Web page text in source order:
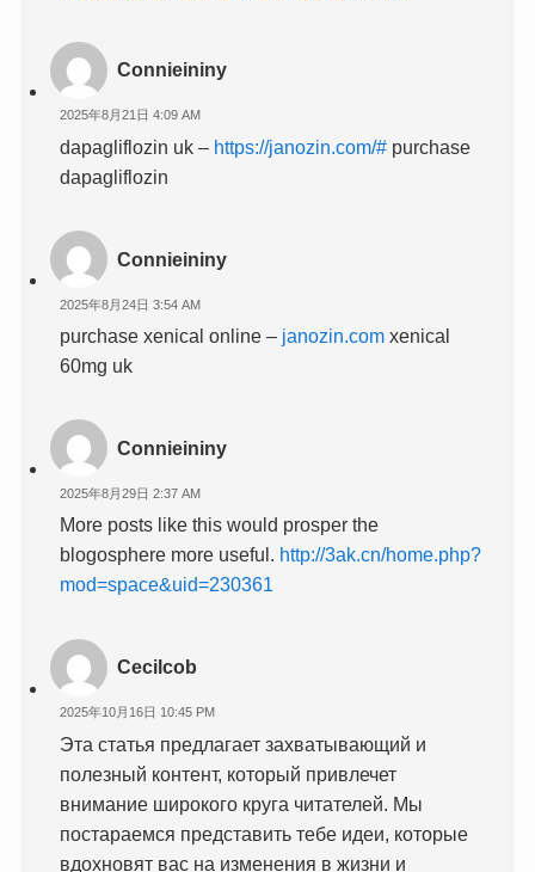
Connieininy
2025年8月21日 4:09 AM
dapagliflozin uk – https://janozin.com/# purchase
dapagliflozin
Connieininy
2025年8月24日 3:54 AM
purchase xenical online – janozin.com xenical
60mg uk
Connieininy
2025年8月29日 2:37 AM
More posts like this would prosper the
blogosphere more useful. http://3ak.cn/home.php?
mod=space&uid=230361
Cecilcob
2025年10月16日 10:45 PM
Эта статья предлагает захватывающий и
полезный контент, который привлечет
внимание широкого круга читателей. Мы
постараемся представить тебе идеи, которые
вдохновят вас на изменения в жизни и